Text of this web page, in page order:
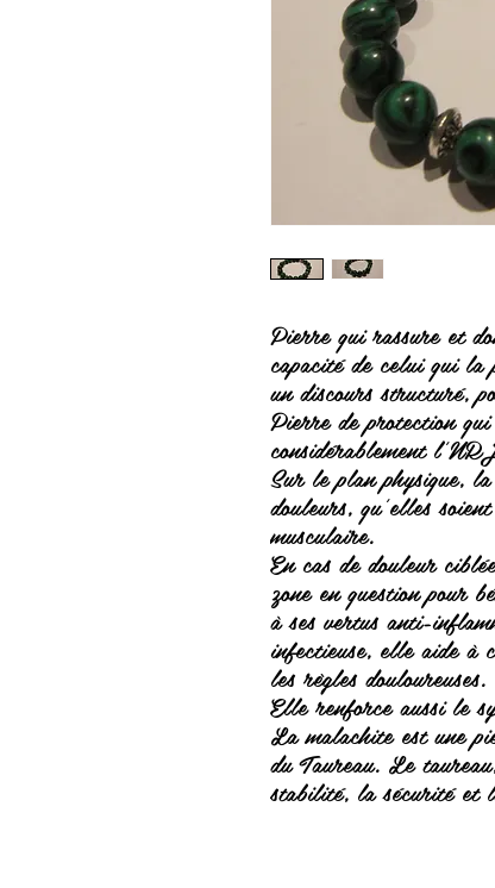
Pierre qui rassure et
capacité de celui qui la
un discours structuré,
Pierre de protection
considérablement
Sur le plan physique,
douleurs, qu'elles
musculaire.
En cas de douleur
zone en question pour
à ses vertus anti-
infectieuse, elle aide à
les règles douloureuses.
Elle renforce aussi le
La malachite est une
du Taureau. Le
stabilité, la sécurité et